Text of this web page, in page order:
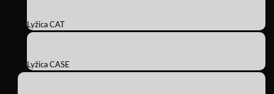
Lyžica CAT
Lyžica CASE